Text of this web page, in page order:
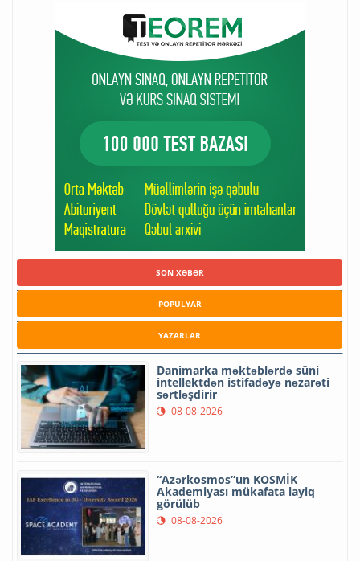
SON XƏBƏR
POPULYAR
YAZARLAR
Danimarka məktəblərdə süni
intellektdən istifadəyə nəzarəti
sərtləşdirir
08-08-2026
“Azərkosmos”un KOSMİK
Akademiyası mükafata layiq
görülüb
08-08-2026